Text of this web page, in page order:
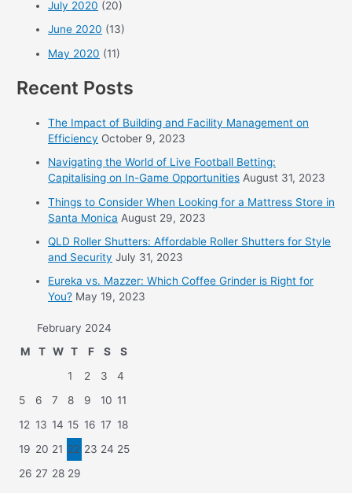
July 2020 (20)
June 2020 (13)
May 2020 (11)
Recent Posts
The Impact of Building and Facility Management on
Efficiency October 9, 2023
Navigating the World of Live Football Betting:
Capitalising on In-Game Opportunities August 31, 2023
Things to Consider When Looking for a Mattress Store in
Santa Monica August 29, 2023
QLD Roller Shutters: Affordable Roller Shutters for Style
and Security July 31, 2023
Eureka vs. Mazzer: Which Coffee Grinder is Right for
You? May 19, 2023
February 2024
M
T W T F S
S
1
2 3
4
5
6 7 8 9 10 11
12 13 14 15 16 17 18
19 20 21 22 23 24 25
26 27 28 29